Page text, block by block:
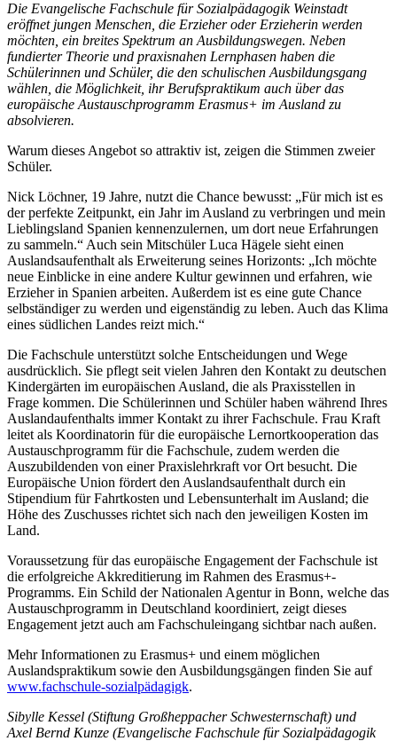
Die Evangelische Fachschule für Sozialpädagogik Weinstadt
eröffnet jungen Menschen, die Erzieher oder Erzieherin werden
möchten, ein breites Spektrum an Ausbildungswegen. Neben
fundierter Theorie und praxisnahen Lernphasen haben die
Schülerinnen und Schüler, die den schulischen Ausbildungsgang
wählen, die Möglichkeit, ihr Berufspraktikum auch über das
europäische Austauschprogramm Erasmus+ im Ausland zu
absolvieren.
Warum dieses Angebot so attraktiv ist, zeigen die Stimmen zweier
Schüler.
Nick Löchner, 19 Jahre, nutzt die Chance bewusst: „Für mich ist es
der perfekte Zeitpunkt, ein Jahr im Ausland zu verbringen und mein
Lieblingsland Spanien kennenzulernen, um dort neue Erfahrungen
zu sammeln.“ Auch sein Mitschüler Luca Hägele sieht einen
Auslandsaufenthalt als Erweiterung seines Horizonts: „Ich möchte
neue Einblicke in eine andere Kultur gewinnen und erfahren, wie
Erzieher in Spanien arbeiten. Außerdem ist es eine gute Chance
selbständiger zu werden und eigenständig zu leben. Auch das Klima
eines südlichen Landes reizt mich.“
Die Fachschule unterstützt solche Entscheidungen und Wege
ausdrücklich. Sie pflegt seit vielen Jahren den Kontakt zu deutschen
Kindergärten im europäischen Ausland, die als Praxisstellen in
Frage kommen. Die Schülerinnen und Schüler haben während Ihres
Auslandaufenthalts immer Kontakt zu ihrer Fachschule. Frau Kraft
leitet als Koordinatorin für die europäische Lernortkooperation das
Austauschprogramm für die Fachschule, zudem werden die
Auszubildenden von einer Praxislehrkraft vor Ort besucht. Die
Europäische Union fördert den Auslandsaufenthalt durch ein
Stipendium für Fahrtkosten und Lebensunterhalt im Ausland; die
Höhe des Zuschusses richtet sich nach den jeweiligen Kosten im
Land.
Voraussetzung für das europäische Engagement der Fachschule ist
die erfolgreiche Akkreditierung im Rahmen des Erasmus+-
Programms. Ein Schild der Nationalen Agentur in Bonn, welche das
Austauschprogramm in Deutschland koordiniert, zeigt dieses
Engagement jetzt auch am Fachschuleingang sichtbar nach außen.
Mehr Informationen zu Erasmus+ und einem möglichen
Auslandspraktikum sowie den Ausbildungsgängen finden Sie auf
www.fachschule-sozialpädagigk.
Sibylle Kessel (Stiftung Großheppacher Schwesternschaft) und
Axel Bernd Kunze (Evangelische Fachschule für Sozialpädagogik